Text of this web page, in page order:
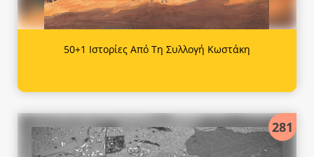
50+1 Ιστορίες Από Τη Συλλογή Κωστάκη
281